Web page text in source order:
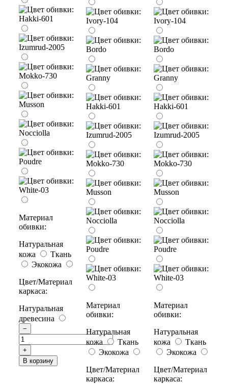
Материал
обивки:
Натуральная
кожа
Ткань
Экокожа
Цвет/Материал
каркаса:
Натуральная
древесина
−
+
В корзину
Материал
обивки:
Натуральная
кожа
Ткань
Экокожа
Цвет/Материал
каркаса:
Материал
обивки:
Натуральная
кожа
Ткань
Экокожа
Цвет/Материал
каркаса: